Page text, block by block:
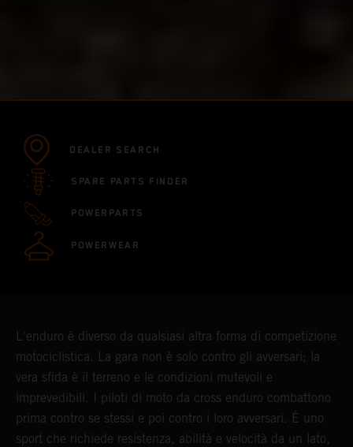
DEALER SEARCH
SPARE PARTS FINDER
POWERPARTS
POWERWEAR
L'enduro è diverso da qualsiasi altra forma di competizione
motociclistica. La gara non è solo contro gli avversari; la
vera sfida è il terreno e le condizioni mutevoli e
imprevedibili. I piloti di moto da cross enduro combattono
prima contro se stessi e poi contro i loro avversari. È uno
sport che richiede resistenza, abilità e velocità da un lato,